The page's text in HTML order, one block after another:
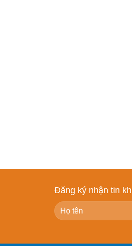
Đăng ký nhận tin